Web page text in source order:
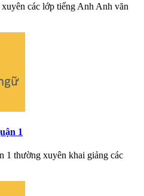
các lớp tiếng Anh Anh văn
1
1 thường xuyên khai giảng các